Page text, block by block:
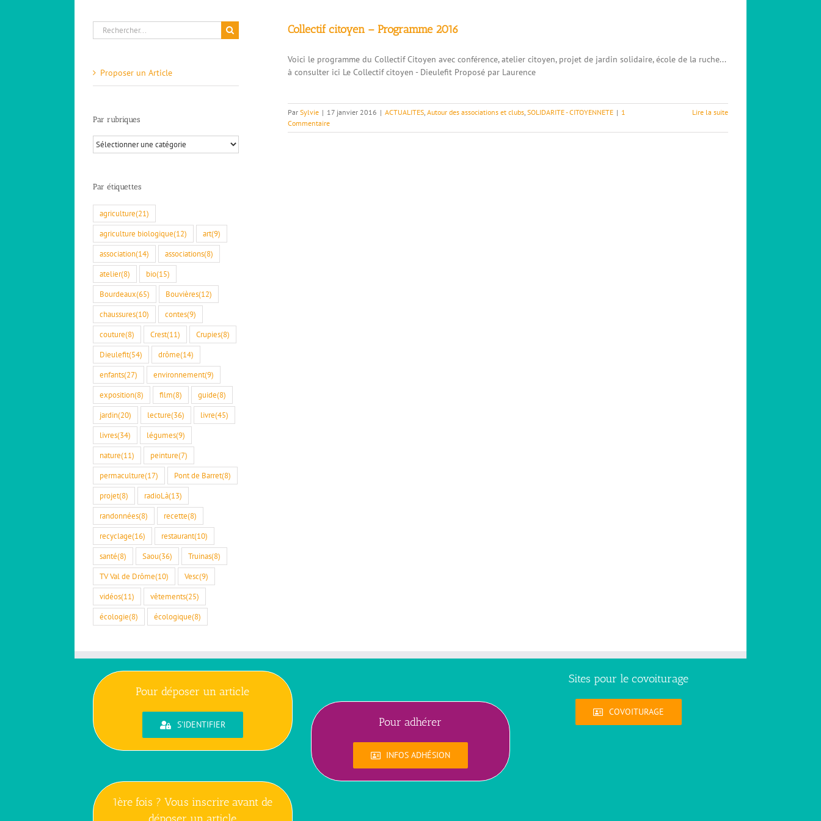
Collectif citoyen – Programme 2016
Voici le programme du Collectif Citoyen avec conférence, atelier citoyen, projet de jardin solidaire, école de la ruche...
à consulter ici Le Collectif citoyen - Dieulefit Proposé par Laurence
ParSylvie | 17 janvier 2016 | ACTUALITES ,Autour des associations et clubs ,SOLIDARITE - CITOYENNETE | 1
Commentaire
Lire la suite
Rechercher:
Proposer un Article
Par rubriques
Par
rubriques
Par étiquettes
agriculture(21)
agriculture biologique(12) art(9)
association(14) associations(8)
atelier(8) bio(15)
Bourdeaux(65) Bouvières(12)
chaussures(10) contes(9)
couture(8) Crest(11) Crupies(8)
Dieulefit(54) drôme(14)
enfants(27) environnement(9)
exposition(8) film(8) guide(8)
jardin(20) lecture(36) livre(45)
livres(34) légumes(9)
nature(11) peinture(7)
permaculture(17) Pont de Barret(8)
projet(8) radioLà(13)
randonnées(8) recette(8)
recyclage(16) restaurant(10)
santé(8) Saou(36) Truinas(8)
TV Val de Drôme(10) Vesc(9)
vidéos(11) vêtements(25)
écologie(8) écologique(8)
Pour déposer un article
S'IDENTIFIER
1ère fois ? Vous inscrire avant de
Pour adhérer
INFOS ADHÉSION
Sites pour le covoiturage
COVOITURAGE